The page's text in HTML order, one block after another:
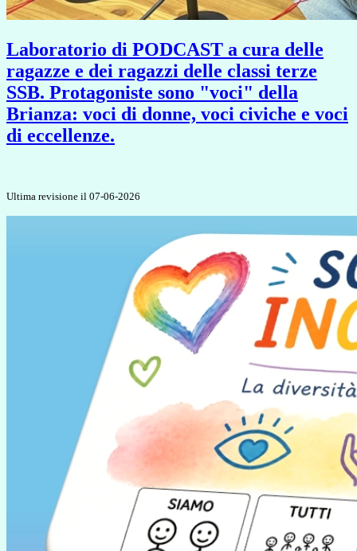
Laboratorio di PODCAST a cura delle
ragazze e dei ragazzi delle classi terze
SSB. Protagoniste sono "voci" della
Brianza: voci di donne, voci civiche e voci
di eccellenze.
Ultima revisione il 07-06-2026